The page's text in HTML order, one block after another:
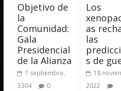
Objetivo de
la
Comunidad:
Gala
Presidencial
de la Alianza
7 septiembre,
3304
0
Los
as
las
s de
18
2022